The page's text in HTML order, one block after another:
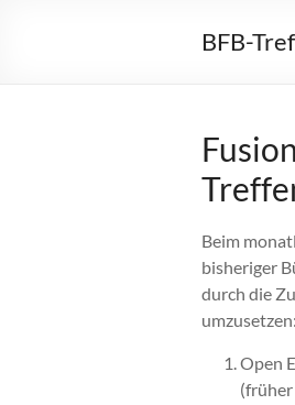
BFB-
Beim
bisheriger
durch die
umzusetzen:
Open